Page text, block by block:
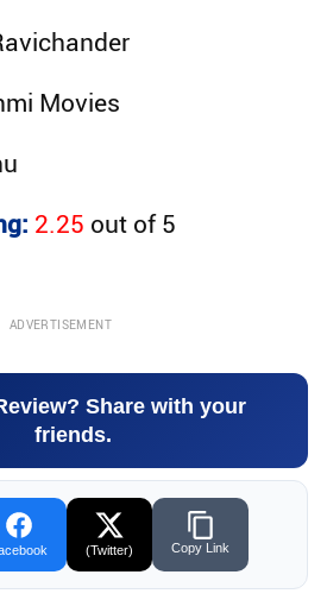
Movies
2.25 out of5
ADVERTISEMENT
Share with your
friends.
(Twitter) Copy Link